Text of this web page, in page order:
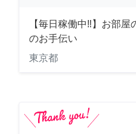
【毎日稼働中‼︎】お部
のお手伝い
東京都